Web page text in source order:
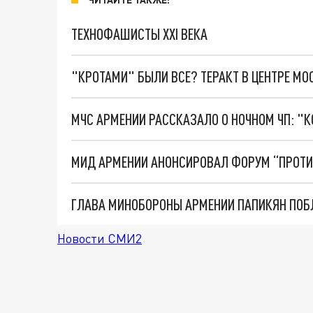
ТЕХНОФАШИСТЫ XXI ВЕКА
"КРОТАМИ" БЫЛИ ВСЕ? ТЕРАКТ В ЦЕНТРЕ
МЧС АРМЕНИИ РАССКАЗАЛО О НОЧНОМ ЧП:
МИД АРМЕНИИ АНОНСИРОВАЛ ФОРУМ
Новости СМИ2